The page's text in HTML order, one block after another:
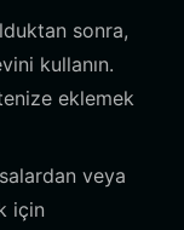
sonra,
kullanın.
eklemek
veya
için